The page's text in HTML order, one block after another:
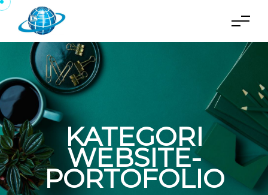
KATEGORI
WEBSITE-
PORTOFOLIO